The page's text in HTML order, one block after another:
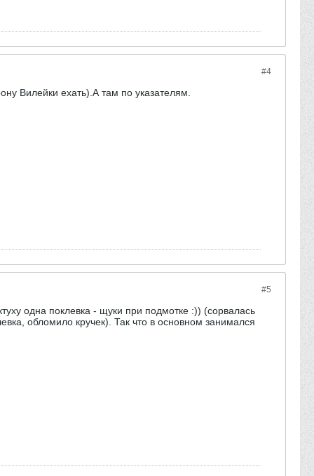
#4
Вилейки ехать).А там по указателям.
#5
одна поклевка - щуки при подмотке :)) (сорвалась
обломило кручек). Так что в основном занимался